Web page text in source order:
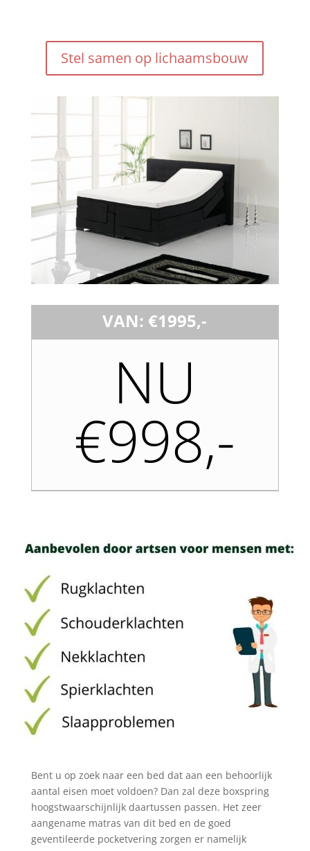
Stel samen op lichaamsbouw
VAN: €1995,-
NU
€998,-
Bent u op zoek naar een bed dat aan een behoorlijk
aantal eisen moet voldoen? Dan zal deze boxspring
hoogstwaarschijnlijk daartussen passen. Het zeer
aangename matras van dit bed en de goed
geventileerde pocketvering zorgen er namelijk